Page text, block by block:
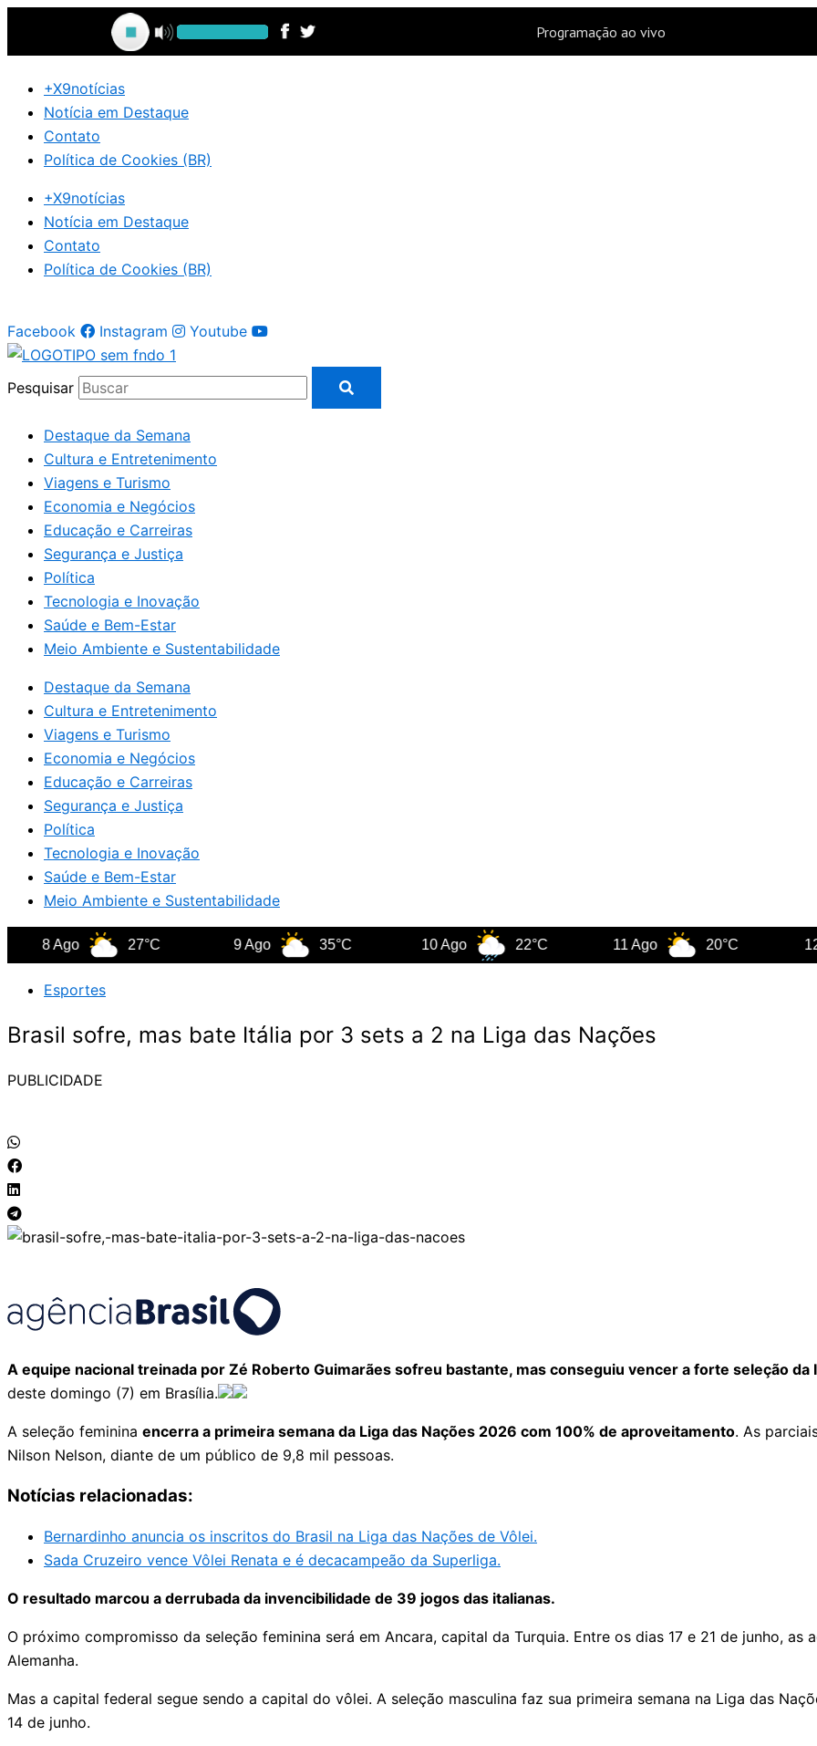
Ir
o
conteúdo+X9notícias
Notícia em Destaque
Contato
Política de Cookies (BR)
+X9notícias
Notícia em Destaque
Contato
Política de Cookies (BR)
Facebook Instagram Youtube
Pesquisar
Destaque da Semana
Cultura e Entretenimento
Viagens e Turismo
Economia e Negócios
Educação e Carreiras
Segurança e Justiça
Política
Tecnologia e Inovação
Saúde e Bem-Estar
Meio Ambiente e Sustentabilidade
Destaque da Semana
Cultura e Entretenimento
Viagens e Turismo
Economia e Negócios
Educação e Carreiras
Segurança e Justiça
Política
Tecnologia e Inovação
Saúde e Bem-Estar
Meio Ambiente e Sustentabilidade
27°C 35°C 22°C 20°C
Esportes
Brasil sofre, mas bate Itália por 3 sets a 2 na Liga das Nações
PUBLICIDADE
A equipe nacional treinada por Zé Roberto Guimarães sofreu bastante, mas conseguiu vencer a forte seleção da
deste domingo (7) em Brasília.
A seleção feminina encerra a primeira semana da Liga das Nações 2026 com 100% de aproveitamento. As
Nilson Nelson, diante de um público de 9,8 mil pessoas.
Notícias relacionadas:
Bernardinho anuncia os inscritos do Brasil na Liga das Nações de Vôlei.
Sada Cruzeiro vence Vôlei Renata e é decacampeão da Superliga.
O resultado marcou a derrubada da invencibilidade de 39 jogos das italianas.
O próximo compromisso da seleção feminina será em Ancara, capital da Turquia. Entre os dias 17 e 21 de junho, as
Alemanha.
Mas a capital federal segue sendo a capital do vôlei. A seleção masculina faz sua primeira semana na Liga das
14 de junho.